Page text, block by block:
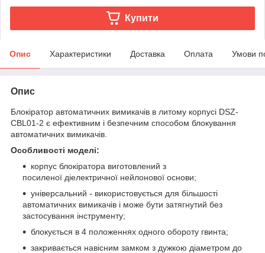
Купити
Опис Характеристики Доставка Оплата Умови
Опис
Блокіратор автоматичних вимикачів в литому корпусі DSZ-
СВL01-2 є ефективним і безпечним способом блокування
автоматичних вимикачів.
Особливості моделі:
корпус блокіратора виготовлений з
посиленої діелектричної нейлонової основи;
універсальний - використовується для більшості
автоматичних вимикачів і може бути затягнутий без
застосування інструменту;
блокується в 4 положеннях одного обороту гвинта;
закривається навісним замком з дужкою діаметром до